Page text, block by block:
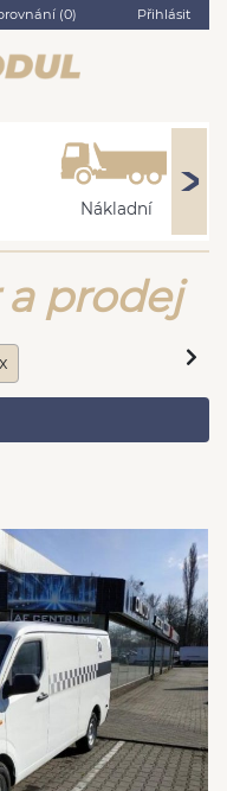
(0) Přihlásit
Nákladní
a prodej
x